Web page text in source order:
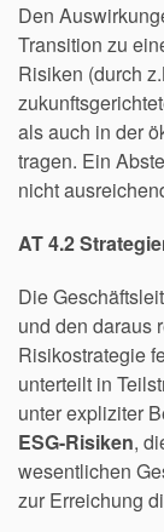
Den
Transition zu
Risiken (durch
als auch in der
tragen. Ein
nicht
AT 4.2
Die
und den daraus
Risikostrategie
unterteilt in
unter expliziter
ESG-Risiken,
wesentlichen
zur Erreichung